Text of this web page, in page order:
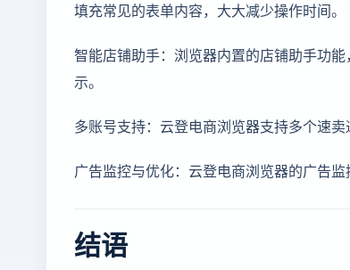
填充常见的表单内容，大大减少操作时间。
智能店铺助手：浏览器内置的店铺助手功
示。
多账号支持：云登电商浏览器支持多个速
广告监控与优化：云登电商浏览器的广告
结语